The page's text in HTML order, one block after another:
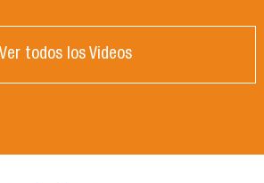
Ver todos los Videos